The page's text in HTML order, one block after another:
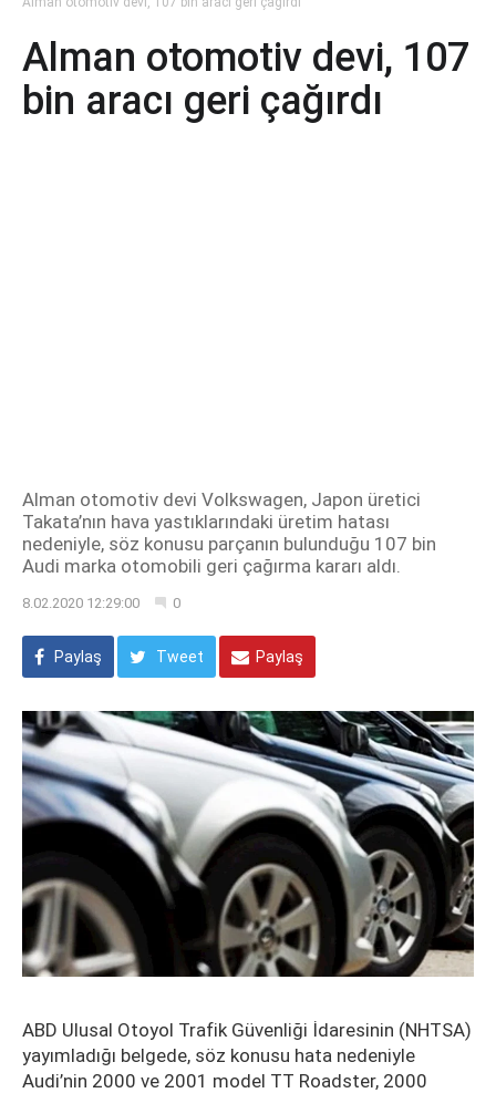
Alman otomotiv devi, 107
bin aracı geri çağırdı
Alman otomotiv devi Volkswagen, Japon üretici
Takata’nın hava yastıklarındaki üretim hatası
nedeniyle, söz konusu parçanın bulunduğu 107 bin
Audi marka otomobili geri çağırma kararı aldı.
8.02.2020 12:29:00 0
Paylaş Tweet Paylaş
ABD Ulusal Otoyol Trafik Güvenliği İdaresinin (NHTSA)
yayımladığı belgede, söz konusu hata nedeniyle
Audi’nin 2000 ve 2001 model TT Roadster, 2000